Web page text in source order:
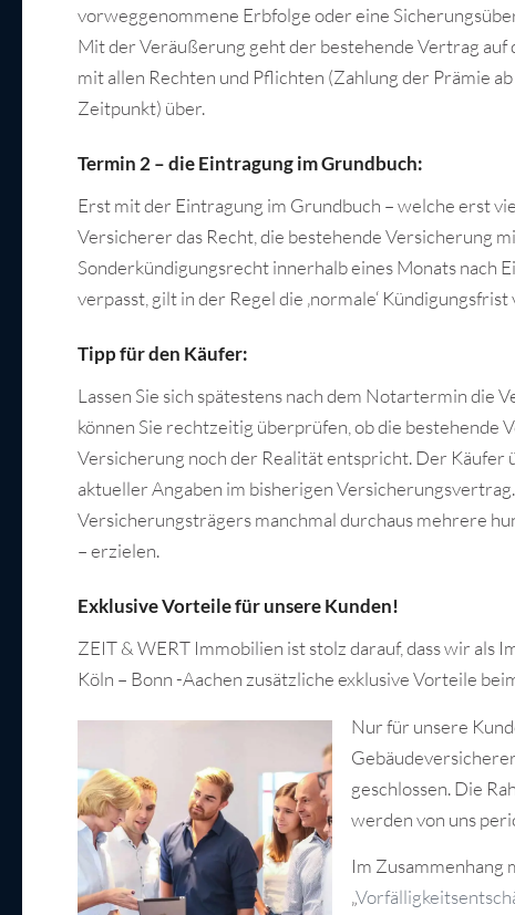
vorweggenommene Erbfolge oder eine
Mit der Veräußerung geht der bestehende Vertrag auf
mit allen Rechten und Pflichten (Zahlung der Prämie
Zeitpunkt) über.
Termin 2 – die Eintragung im Grundbuch:
Erst mit der Eintragung im Grundbuch – welche erst
Versicherer das Recht, die bestehende Versicherung
Sonderkündigungsrecht innerhalb eines Monats nach
verpasst, gilt in der Regel die ‚normale‘
Tipp für den Käufer:
Lassen Sie sich spätestens nach dem Notartermin die
können Sie rechtzeitig überprüfen, ob die bestehende
Versicherung noch der Realität entspricht. Der
aktueller Angaben im bisherigen
Versicherungsträgers manchmal durchaus mehrere
– erzielen.
Exklusive Vorteile für unsere Kunden!
ZEIT & WERT Immobilien ist stolz darauf, dass wir als
Köln – Bonn -Aachen zusätzliche exklusive Vorteile
Nur für unsere
geschlossen. Die
werden von uns
Im Zusammenhang
„